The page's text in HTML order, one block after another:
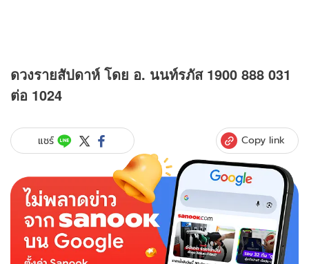
ดวงรายสัปดาห์ โดย อ. นนท์รภัส 1900 888 031
ต่อ 1024
แชร์ Copy link